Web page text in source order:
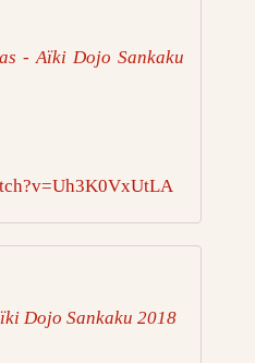
- Aïki Dojo Sankaku
Dojo Sankaku 2018